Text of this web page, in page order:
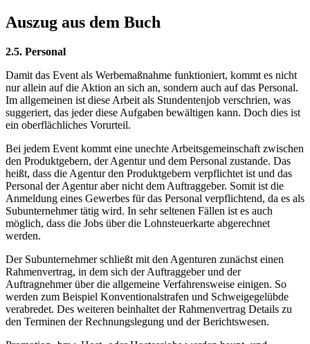
Auszug aus dem Buch
2.5. Personal
Damit das Event als Werbemaßnahme funktioniert, kommt es nicht
nur allein auf die Aktion an sich an, sondern auch auf das Personal.
Im allgemeinen ist diese Arbeit als Stundentenjob verschrien, was
suggeriert, das jeder diese Aufgaben bewältigen kann. Doch dies ist
ein oberflächliches Vorurteil.
Bei jedem Event kommt eine unechte Arbeitsgemeinschaft zwischen
den Produktgebern, der Agentur und dem Personal zustande. Das
heißt, dass die Agentur den Produktgebern verpflichtet ist und das
Personal der Agentur aber nicht dem Auftraggeber. Somit ist die
Anmeldung eines Gewerbes für das Personal verpflichtend, da es als
Subunternehmer tätig wird. In sehr seltenen Fällen ist es auch
möglich, dass die Jobs über die Lohnsteuerkarte abgerechnet
werden.
Der Subunternehmer schließt mit den Agenturen zunächst einen
Rahmenvertrag, in dem sich der Auftraggeber und der
Auftragnehmer über die allgemeine Verfahrensweise einigen. So
werden zum Beispiel Konventionalstrafen und Schweigegelübde
verabredet. Des weiteren beinhaltet der Rahmenvertrag Details zu
den Terminen der Rechnungslegung und der Berichtswesen.